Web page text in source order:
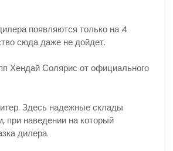
появляются только на 4
сюда даже не дойдет.
Здесь надежные склады
при наведении на который
дилера.